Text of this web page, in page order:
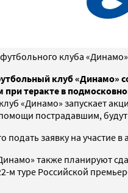
клуба
клуб «Динамо»
при теракте в
«Динамо» запускает
пострадавшим,
подать заявку на участие
также планируют
м туре Российской